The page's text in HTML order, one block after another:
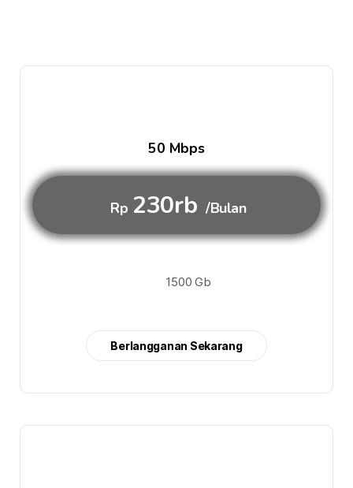
50 Mbps
Rp 230rb /Bulan
1500 Gb
Berlangganan Sekarang